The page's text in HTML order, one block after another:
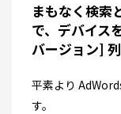
まもなく検索
で、デバイス
バージョン]
平素より
す。